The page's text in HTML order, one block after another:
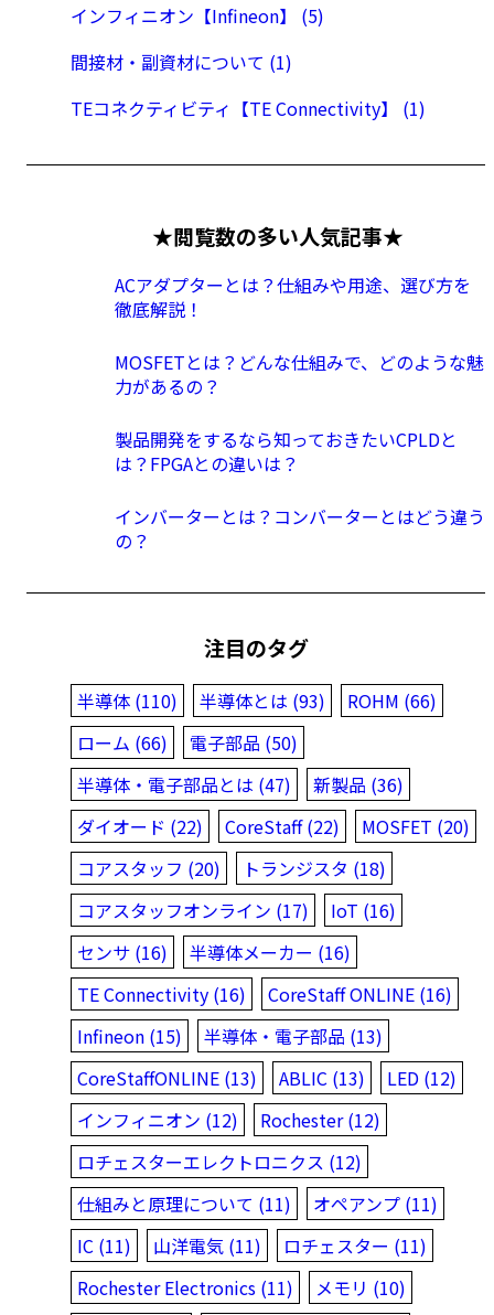
インフィニオン【Infineon】 (5)
間接材・副資材について (1)
TEコネクティビティ【TE Connectivity】 (1)
★閲覧数の多い人気記事★
ACアダプターとは？仕組みや用途、選び方を
徹底解説！
MOSFETとは？どんな仕組みで、どのような魅
力があるの？
製品開発をするなら知っておきたいCPLDと
は？FPGAとの違いは？
インバーターとは？コンバーターとはどう違う
の？
注目のタグ
半導体 (110) 半導体とは (93)
ROHM (66)
ローム (66)
電子部品 (50)
半導体・電子部品とは (47)
新製品 (36)
ダイオード (22)
CoreStaff (22)
MOSFET (20)
コアスタッフ (20)
トランジスタ (18)
コアスタッフオンライン (17)
IoT (16)
センサ (16)
半導体メーカー (16)
TE Connectivity (16)
CoreStaff ONLINE (16)
Infineon (15)
半導体・電子部品 (13)
CoreStaffONLINE (13)
ABLIC (13)
LED (12)
インフィニオン (12)
Rochester (12)
ロチェスターエレクトロニクス (12)
仕組みと原理について (11)
オペアンプ (11)
IC (11)
山洋電気 (11)
ロチェスター (11)
Rochester Electronics (11)
メモリ (10)